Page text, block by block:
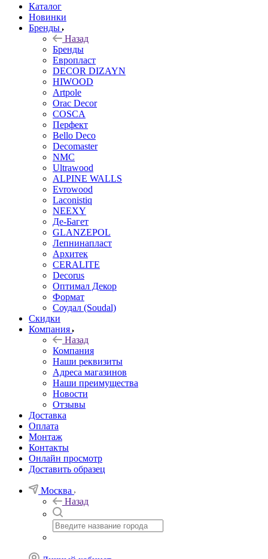
Каталог
Новинки
Бренды
Назад
Бренды
Европласт
DECOR DIZAYN
HIWOOD
Artpole
Orac Decor
COSCA
Перфект
Bello Deco
Decomaster
NMС
Ultrawood
ALPINE WALLS
Evrowood
Laconistiq
NEEXY
Де-Багет
GLANZEPOL
Лепнинапласт
Архитек
CERALITE
Decorus
Оптимал Декор
Формат
Соудал (Soudal)
Скидки
Компания
Назад
Компания
Наши реквизиты
Адреса магазинов
Наши преимущества
Новости
Отзывы
Доставка
Оплата
Монтаж
Контакты
Онлайн просмотр
Доставить образец
Москва
Назад